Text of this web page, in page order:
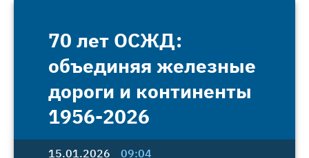
70 лет ОСЖД:
объединяя железные
дороги и континенты
1956-2026
15.01.2026 09:04